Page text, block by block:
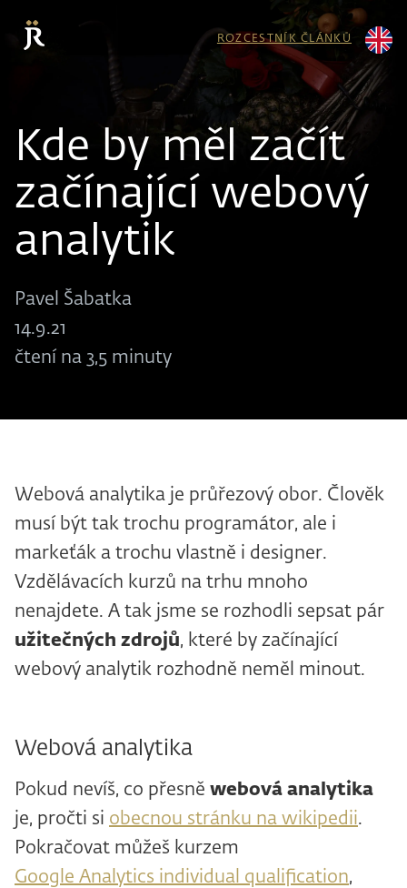
ROZCESTNÍK ČLÁNKŮ
Kde by měl začít
začínající webový
analytik
Pavel Šabatka
14.9.21
čtení na 3,5 minuty
Webová analytika je průřezový obor. Člověk
musí být tak trochu programátor, ale i
markeťák a trochu vlastně i designer.
Vzdělávacích kurzů na trhu mnoho
nenajdete. A tak jsme se rozhodli sepsat pár
užitečných zdrojů, které by začínající
webový analytik rozhodně neměl minout.
Webová analytika
Pokud nevíš, co přesně webová analytika
je, pročti si obecnou stránku na wikipedii.
Pokračovat můžeš kurzem
Google Analytics individual qualification,